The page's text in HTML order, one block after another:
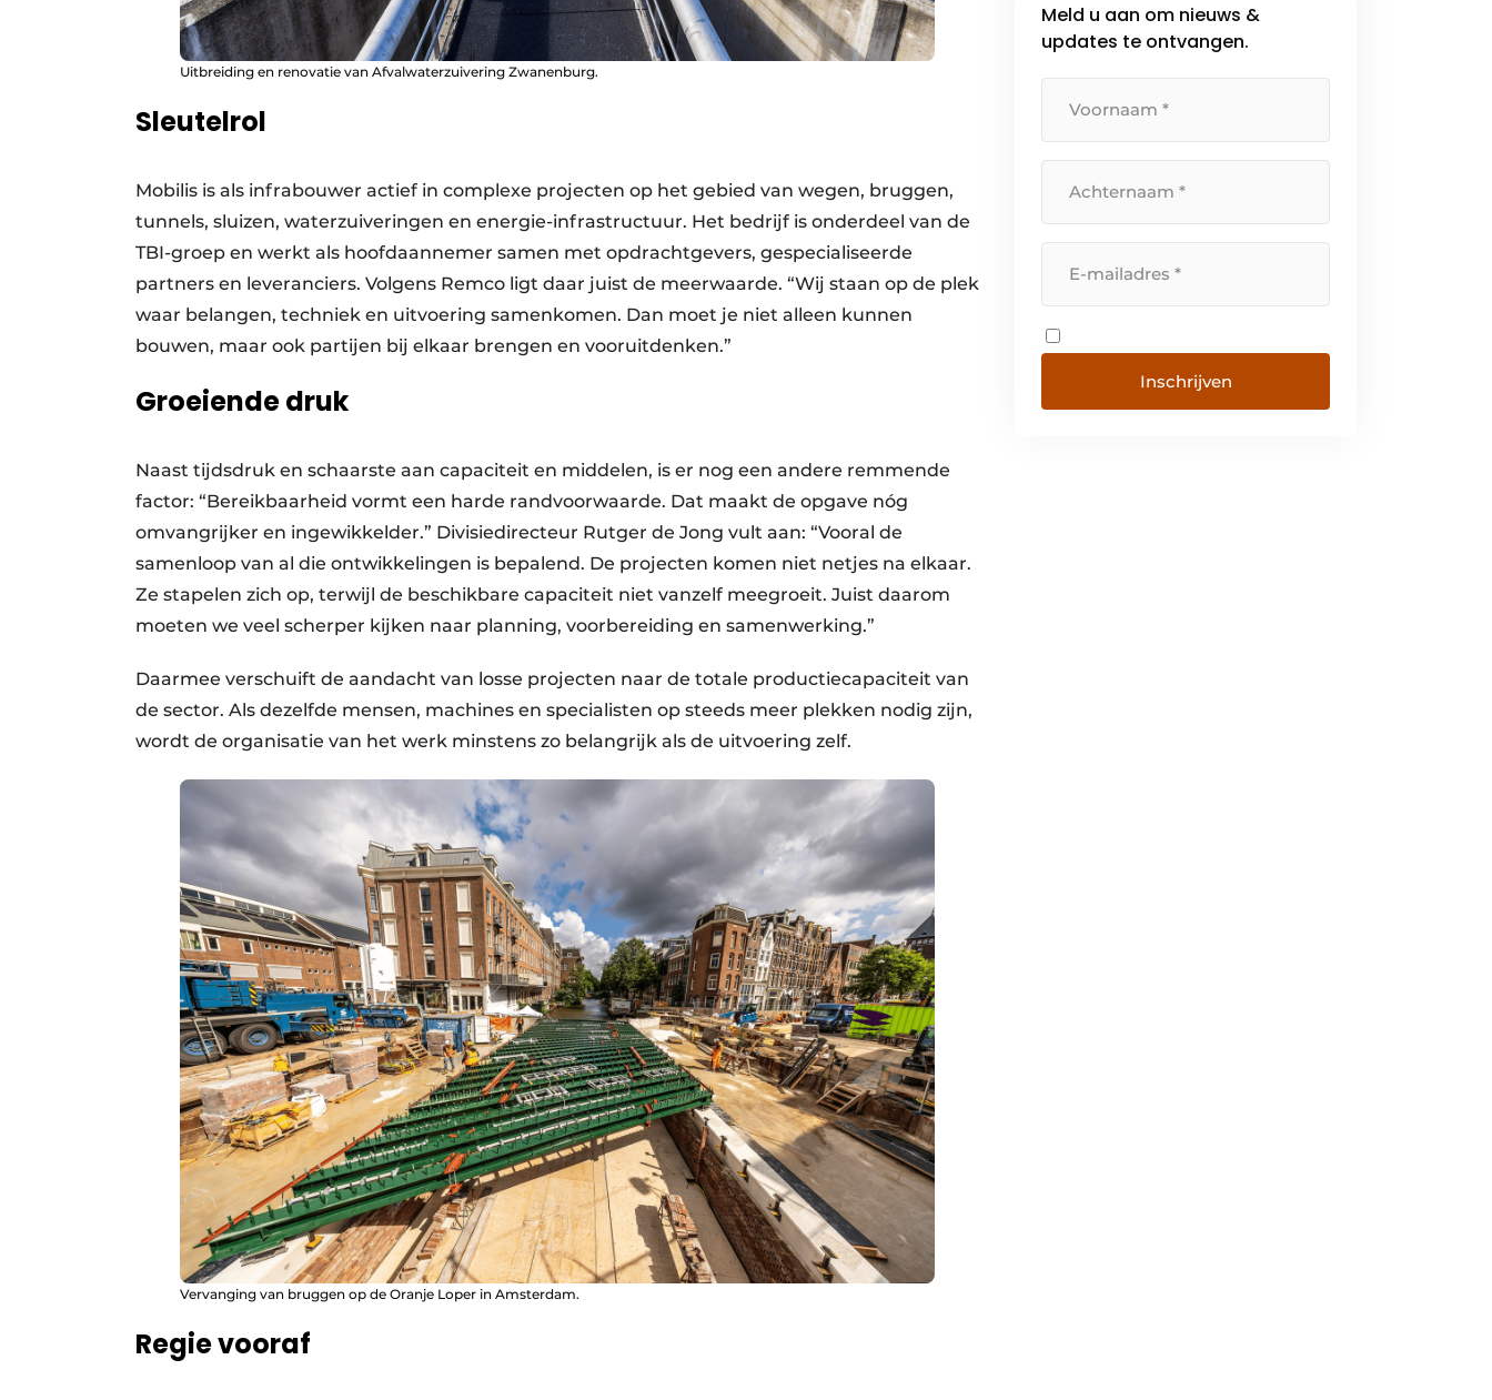
Uitbreiding en renovatie van Afvalwaterzuivering Zwanenburg.
Sleutelrol
Mobilis is als infrabouwer actief in complexe projecten op het gebied van wegen, bruggen,
tunnels, sluizen, waterzuiveringen en energie-infrastructuur. Het bedrijf is onderdeel van de
TBI-groep en werkt als hoofdaannemer samen met opdrachtgevers, gespecialiseerde
partners en leveranciers. Volgens Remco ligt daar juist de meerwaarde. “Wij staan op de plek
waar belangen, techniek en uitvoering samenkomen. Dan moet je niet alleen kunnen
bouwen, maar ook partijen bij elkaar brengen en vooruitdenken.”
Groeiende druk
Naast tijdsdruk en schaarste aan capaciteit en middelen, is er nog een andere remmende
factor: “Bereikbaarheid vormt een harde randvoorwaarde. Dat maakt de opgave nóg
omvangrijker en ingewikkelder.” Divisiedirecteur Rutger de Jong vult aan: “Vooral de
samenloop van al die ontwikkelingen is bepalend. De projecten komen niet netjes na elkaar.
Ze stapelen zich op, terwijl de beschikbare capaciteit niet vanzelf meegroeit. Juist daarom
moeten we veel scherper kijken naar planning, voorbereiding en samenwerking.”
Daarmee verschuift de aandacht van losse projecten naar de totale productiecapaciteit van
de sector. Als dezelfde mensen, machines en specialisten op steeds meer plekken nodig zijn,
wordt de organisatie van het werk minstens zo belangrijk als de uitvoering zelf.
Vervanging van bruggen op de Oranje Loper in Amsterdam.
Regie vooraf
Meld u aan om nieuws &
updates te ontvangen.
Inschrijven